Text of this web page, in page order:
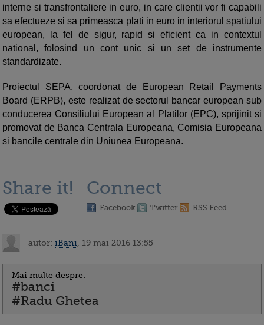
interne si transfrontaliere in euro, in care clientii vor fi capabili
sa efectueze si sa primeasca plati in euro in interiorul spatiului
european, la fel de sigur, rapid si eficient ca in contextul
national, folosind un cont unic si un set de instrumente
standardizate.
Proiectul SEPA, coordonat de European Retail Payments
Board (ERPB), este realizat de sectorul bancar european sub
conducerea Consiliului European al Platilor (EPC), sprijinit si
promovat de Banca Centrala Europeana, Comisia Europeana
si bancile centrale din Uniunea Europeana.
Share it! Connect
Facebook Twitter RSS Feed
autor: iBani , 19 mai 2016 13:55
Mai multe despre:
#banci
#Radu Ghetea